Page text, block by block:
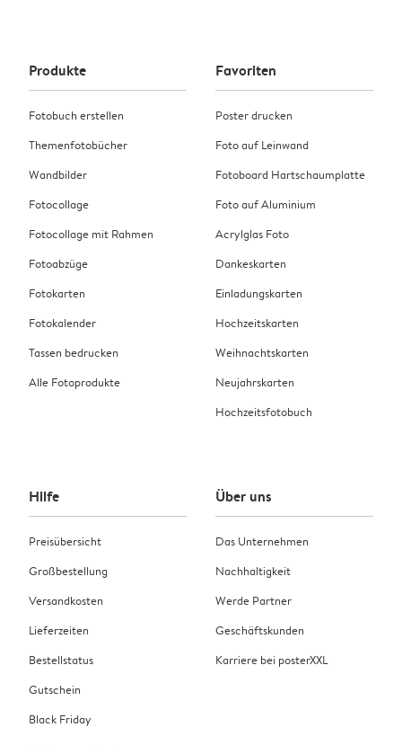
Produkte
Fotobuch erstellen
Themenfotobücher
Wandbilder
Fotocollage
Fotocollage mit Rahmen
Fotoabzüge
Fotokarten
Fotokalender
Tassen bedrucken
Alle Fotoprodukte
Favoriten
Poster drucken
Foto auf Leinwand
Fotoboard Hartschaumplatte
Foto auf Aluminium
Acrylglas Foto
Dankeskarten
Einladungskarten
Hochzeitskarten
Weihnachtskarten
Neujahrskarten
Hochzeitsfotobuch
Hilfe
Preisübersicht
Großbestellung
Versandkosten
Lieferzeiten
Bestellstatus
Gutschein
Black Friday
Über uns
Das Unternehmen
Nachhaltigkeit
Werde Partner
Geschäftskunden
Karriere bei posterXXL